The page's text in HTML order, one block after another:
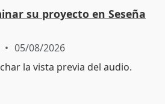
su proyecto en Seseña
05/08/2026